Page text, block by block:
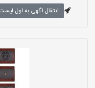
انتقال آگهی به اول